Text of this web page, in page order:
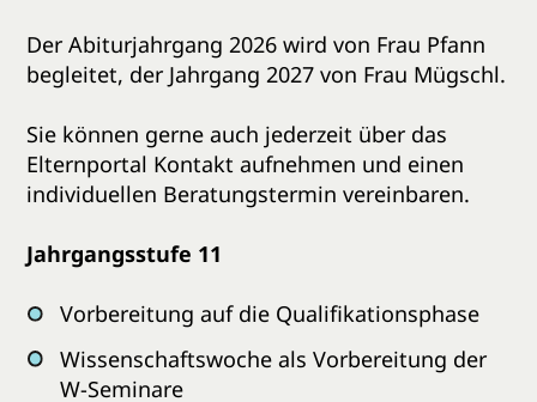
Der Abiturjahrgang 2026 wird von Frau Pfann
begleitet, der Jahrgang 2027 von Frau Mügschl.
Sie können gerne auch jederzeit über das
Elternportal Kontakt aufnehmen und einen
individuellen Beratungstermin vereinbaren.
Jahrgangsstufe 11
Vorbereitung auf die Qualifikationsphase
Wissenschaftswoche als Vorbereitung der
W-Seminare